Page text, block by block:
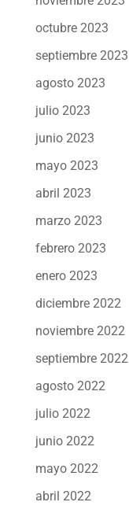
octubre 2023
septiembre 2023
agosto 2023
julio 2023
junio 2023
mayo 2023
abril 2023
marzo 2023
febrero 2023
enero 2023
diciembre 2022
noviembre 2022
septiembre 2022
agosto 2022
julio 2022
junio 2022
mayo 2022
abril 2022